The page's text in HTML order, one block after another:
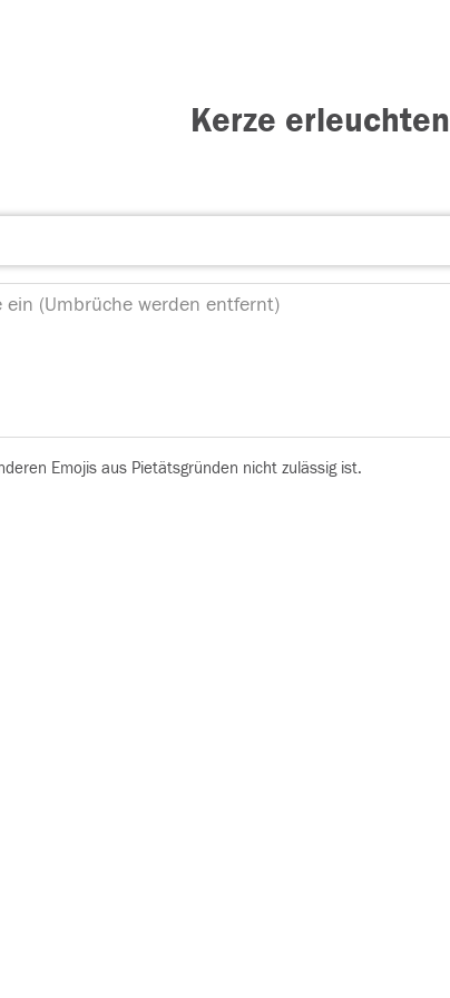
Kerze erleuchten
Emojis aus Pietätsgründen nicht zulässig ist.